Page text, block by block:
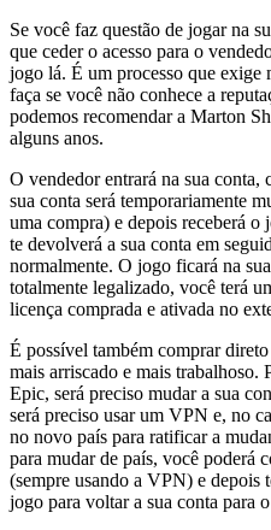
Se você faz questão de jogar na
que ceder o acesso para o
jogo lá. É um processo que exige
faça se você não conhece a
podemos recomendar a Marton
alguns anos.
O vendedor entrará na sua
sua conta será temporariamente
uma compra) e depois receberá
te devolverá a sua conta em
normalmente. O jogo ficará na
totalmente legalizado, você terá
licença comprada e ativada no
É possível também comprar
mais arriscado e mais trabalhoso.
Epic, será preciso mudar a sua
será preciso usar um VPN e, no
no novo país para ratificar a
para mudar de país, você poderá
(sempre usando a VPN) e depois
jogo para voltar a sua conta para